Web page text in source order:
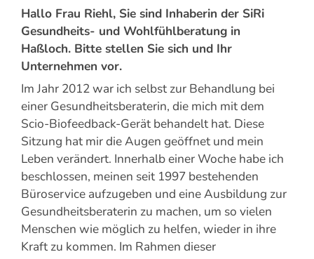
Hallo Frau Riehl, Sie sind Inhaberin der SiRi
Gesundheits- und Wohlfühlberatung in
Haßloch. Bitte stellen Sie sich und Ihr
Unternehmen vor.
Im Jahr 2012 war ich selbst zur Behandlung bei
einer Gesundheitsberaterin, die mich mit dem
Scio-Biofeedback-Gerät behandelt hat. Diese
Sitzung hat mir die Augen geöffnet und mein
Leben verändert. Innerhalb einer Woche habe ich
beschlossen, meinen seit 1997 bestehenden
Büroservice aufzugeben und eine Ausbildung zur
Gesundheitsberaterin zu machen, um so vielen
Menschen wie möglich zu helfen, wieder in ihre
Kraft zu kommen. Im Rahmen dieser